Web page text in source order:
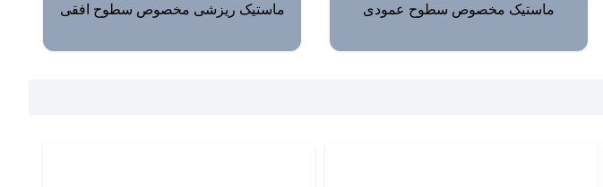
ماستیک ریزشی مخصوص سطوح افقی ماستیک مخصوص سطوح عمودی